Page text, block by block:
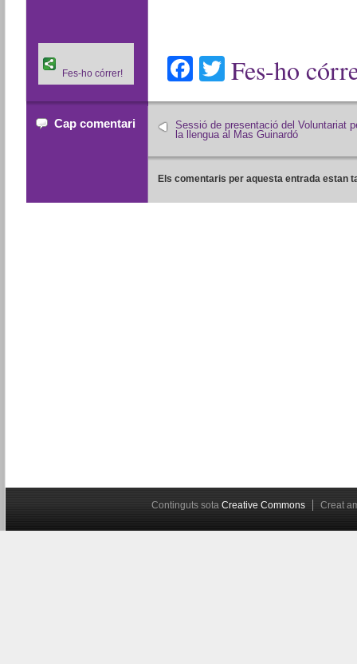
Facebook
Twitter
Fes-ho
Fes-ho córrer!
Cap comentari
Sessió de presentació del Voluntariat
la llengua al Mas Guinardó
Els comentaris per aquesta entrada estan
Continguts sota Creative Commons Creat